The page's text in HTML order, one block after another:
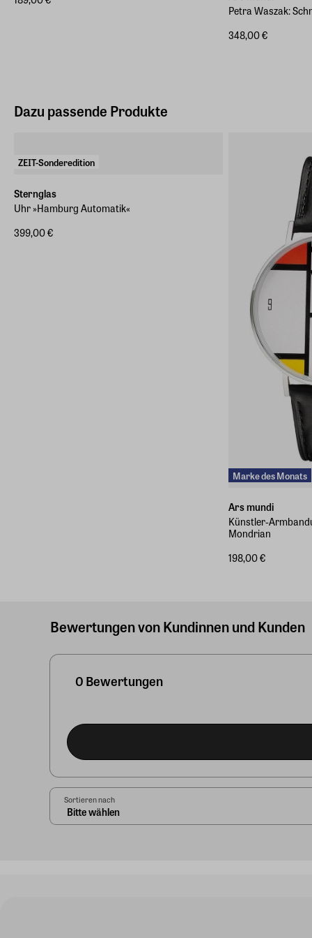
Petra Waszak:
348,00 €
Dazu passende Produkte
ZEIT-Sonderedition
Sternglas
Uhr »Hamburg Automatik«
399,00 €
Marke des Monats
Ars mundi
Künstler-
Mondrian
198,00 €
Bewertungen von Kundinnen und Kunden
0 Bewertungen
Sortieren nach